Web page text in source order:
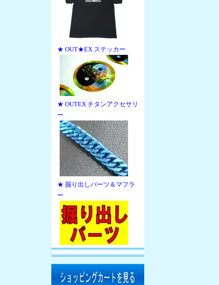
★ OUT★EX ステッカー
★ OUTEX チタンアクセサリ
ー
★ 掘り出しパーツ＆マフラ
ー